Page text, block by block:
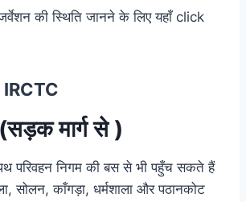
की स्थिति जानने के लिए यहाँ click
IRCTC
मार्ग से )
परिवहन निगम की बस से भी पहुँच सकते हैं
सोलन, काँगड़ा, धर्मशाला और पठानकोट